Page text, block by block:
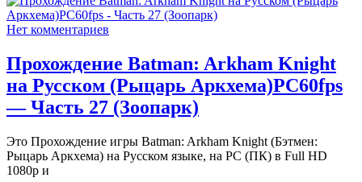
Нет комментариев
Прохождение Batman: Arkham Knight
на Русском (Рыцарь Аркхема)PС60fps
— Часть 27 (Зоопарк)
Это Прохождение игры Batman: Arkham Knight (Бэтмен:
Рыцарь Аркхема) на Русском языке, на PC (ПК) в Full HD
1080p и